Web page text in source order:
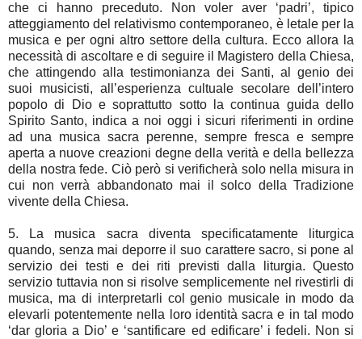
che ci hanno preceduto. Non voler aver ‘padri’, tipico
atteggiamento del relativismo contemporaneo, è letale per la
musica e per ogni altro settore della cultura. Ecco allora la
necessità di ascoltare e di seguire il Magistero della Chiesa,
che attingendo alla testimonianza dei Santi, al genio dei
suoi musicisti, all’esperienza cultuale secolare dell’intero
popolo di Dio e soprattutto sotto la continua guida dello
Spirito Santo, indica a noi oggi i sicuri riferimenti in ordine
ad una musica sacra perenne, sempre fresca e sempre
aperta a nuove creazioni degne della verità e della bellezza
della nostra fede. Ciò però si verificherà solo nella misura in
cui non verrà abbandonato mai il solco della Tradizione
vivente della Chiesa.
5. La musica sacra diventa specificatamente liturgica
quando, senza mai deporre il suo carattere sacro, si pone al
servizio dei testi e dei riti previsti dalla liturgia. Questo
servizio tuttavia non si risolve semplicemente nel rivestirli di
musica, ma di interpretarli col genio musicale in modo da
elevarli potentemente nella loro identità sacra e in tal modo
‘dar gloria a Dio’ e ‘santificare ed edificare’ i fedeli. Non si